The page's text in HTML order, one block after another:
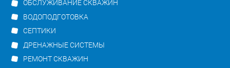
ОБСЛУЖИВАНИЕ СКВАЖИН
ВОДОПОДГОТОВКА
СЕПТИКИ
ДРЕНАЖНЫЕ СИСТЕМЫ
РЕМОНТ СКВАЖИН